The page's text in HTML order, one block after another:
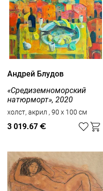
Андрей Блудов
«Средиземноморский
натюрморт», 2020
холст, акрил , 90 x 100 см
3 019.67 €